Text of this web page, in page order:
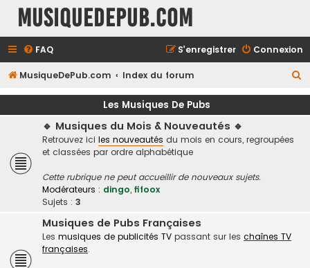
MusiqueDePub.com
FAQ Connexion
S’enregistrer
MusiqueDePub.com Index du forum
e
Les Musiques De Pubs
🔹 Musiques du Mois & Nouveautés 🔹
Retrouvez ici les nouveautés du mois en cours, regroupées
et classées par ordre alphabétique
Cette rubrique ne peut accueillir de nouveaux sujets.
Modérateurs : dingo, fifoox
Sujets : 3
Musiques de Pubs Françaises
Les musiques de publicités TV passant sur les chaînes TV
françaises.